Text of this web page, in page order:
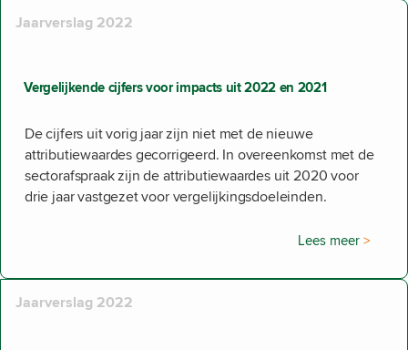
Jaarverslag 2022
Vergelijkende cijfers voor impacts uit 2022 en 2021
De cijfers uit vorig jaar zijn niet met de nieuwe
attributiewaardes gecorrigeerd. In overeenkomst met de
sectorafspraak zijn de attributiewaardes uit 2020 voor
drie jaar vastgezet voor vergelijkingsdoeleinden.
Lees meer
Jaarverslag 2022